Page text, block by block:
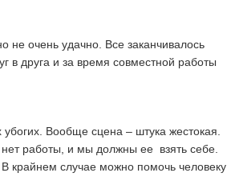
не очень удачно. Все заканчивалось
в друга и за время совместной работы
Вообще сцена – штука жестокая.
нет работы, и мы должны ее взять себе.
крайнем случае можно помочь человеку